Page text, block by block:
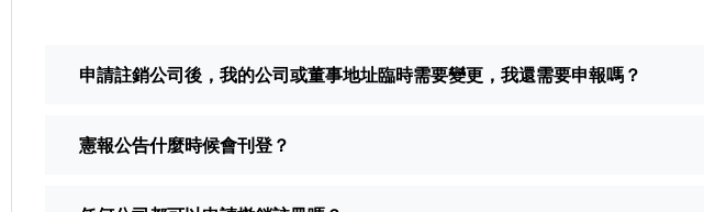
申請註銷公司後，我的公司或董事地址臨時需要變更，我還需要申報嗎？
憲報公告什麼時候會刊登？